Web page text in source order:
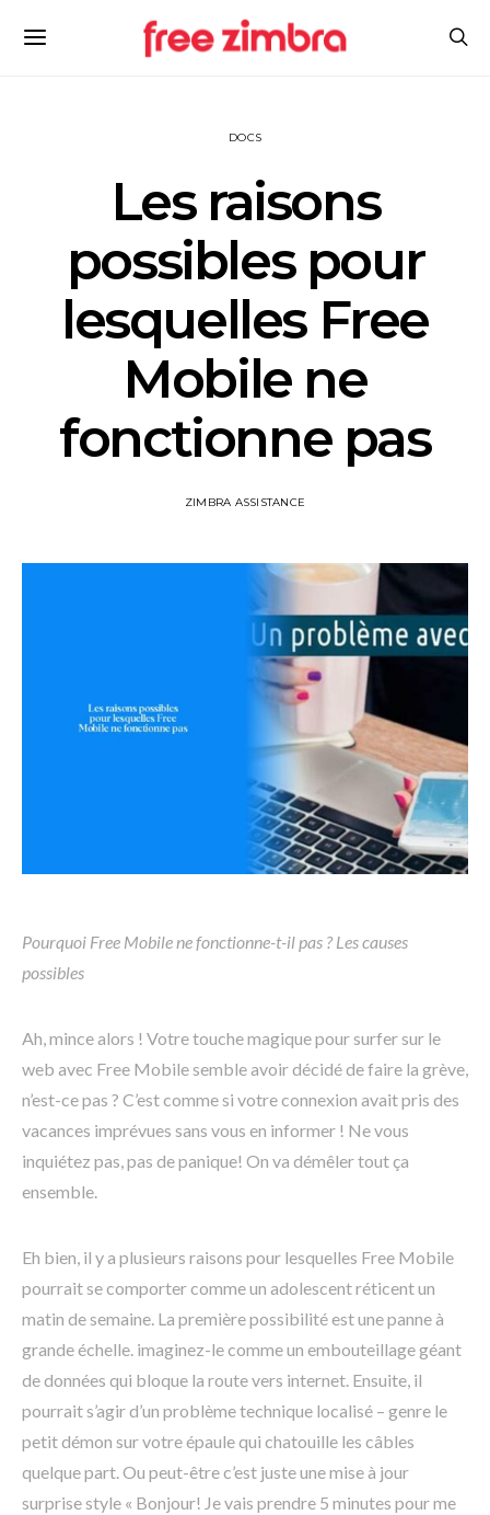
DOCS
Les raisons
possibles pour
lesquelles Free
Mobile ne
fonctionne pas
ZIMBRA ASSISTANCE
Pourquoi Free Mobile ne fonctionne-t-il pas ? Les causes
possibles
Ah, mince alors ! Votre touche magique pour surfer sur le
web avec Free Mobile semble avoir décidé de faire la grève,
n’est-ce pas ? C’est comme si votre connexion avait pris des
vacances imprévues sans vous en informer ! Ne vous
inquiétez pas, pas de panique! On va démêler tout ça
ensemble.
Eh bien, il y a plusieurs raisons pour lesquelles Free Mobile
pourrait se comporter comme un adolescent réticent un
matin de semaine. La première possibilité est une panne à
grande échelle. imaginez-le comme un embouteillage géant
de données qui bloque la route vers internet. Ensuite, il
pourrait s’agir d’un problème technique localisé – genre le
petit démon sur votre épaule qui chatouille les câbles
quelque part. Ou peut-être c’est juste une mise à jour
surprise style « Bonjour! Je vais prendre 5 minutes pour me